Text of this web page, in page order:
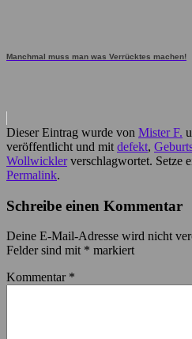
Manchmal muss man was Verrücktes machen!
Dieser Eintrag wurde von Mister F.
veröffentlicht und mit defekt,
Wollwicklerverschlagwortet. Setze
Permalink.
Schreibe einen Kommentar
Deine E-Mail-Adresse wird nicht
Felder sind mit * markiert
Kommentar *